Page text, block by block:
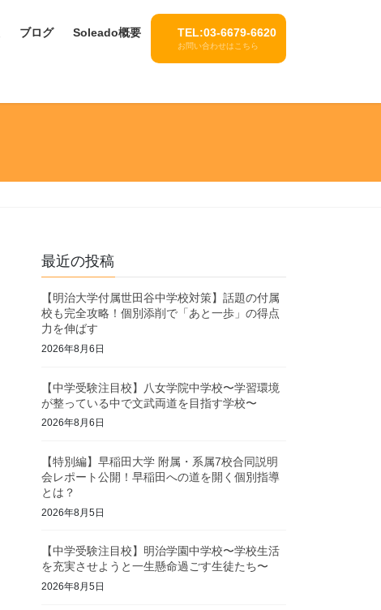
ブログ Soleado概要 TEL:03-6679-6620
お問い合わせはこちら
最近の投稿
【明治大学付属世田谷中学校対策】話題の付属
校も完全攻略！個別添削で「あと一歩」の得点
力を伸ばす
2026年8月6日
【中学受験注目校】八女学院中学校〜学習環境
が整っている中で文武両道を目指す学校〜
2026年8月6日
【特別編】早稲田大学 附属・系属7校合同説明
会レポート公開！早稲田への道を開く個別指導
とは？
2026年8月5日
【中学受験注目校】明治学園中学校〜学校生活
を充実させようと一生懸命過ごす生徒たち〜
2026年8月5日